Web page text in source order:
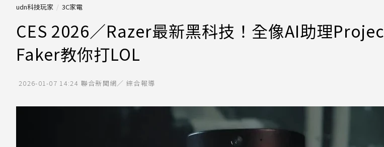
udn科技玩家 3C家電
CES 2026／Razer最新黑科技！全像AI助理
Faker教你打LOL
2026-01-07 14:24 聯合新聞網／ 綜合報導